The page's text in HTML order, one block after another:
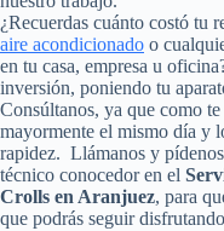
¿Recuerdas cuánto costó tu
aire acondicionado o
en tu casa, empresa u
inversión, poniendo tu
Consúltanos, ya que como
mayormente el mismo día y
rapidez. Llámanos y
técnico conocedor en el
Crolls en Aranjuez, para
que podrás seguir